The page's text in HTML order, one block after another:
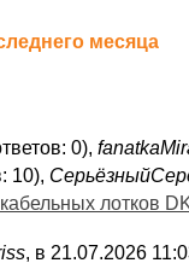
месяца
0),
10),
лотков
, в 21.07.2026